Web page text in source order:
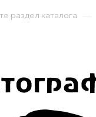
раздел каталога —